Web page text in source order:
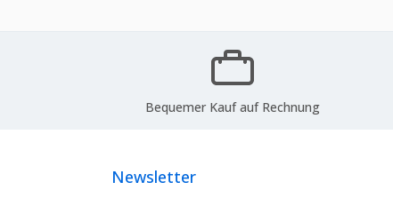
Bequemer Kauf auf Rechnung
Newsletter